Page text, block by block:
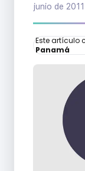
junio de 2011
Este artículo
Panamá